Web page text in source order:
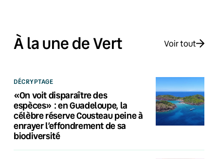
À la une de Vert Voir tout
DÉCRYPTAGE
«On voit disparaître des
espèces» : en Guadeloupe, la
célèbre réserve Cousteau peine à
enrayer l’effondrement de sa
biodiversité